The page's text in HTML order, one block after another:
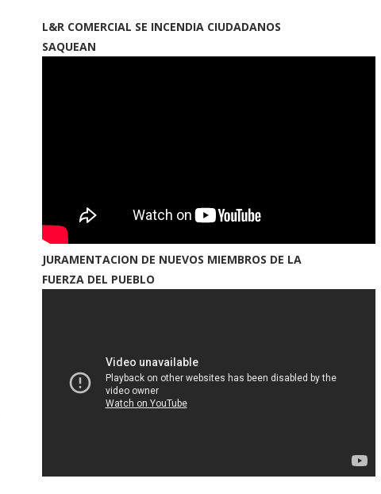
L&R COMERCIAL SE INCENDIA CIUDADANOS
SAQUEAN
JURAMENTACION DE NUEVOS MIEMBROS DE LA
FUERZA DEL PUEBLO